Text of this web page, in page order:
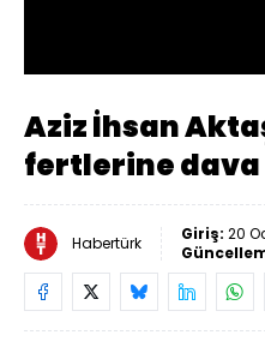
Aziz İhsan
fertlerine dava
Habertürk Giriş: 20